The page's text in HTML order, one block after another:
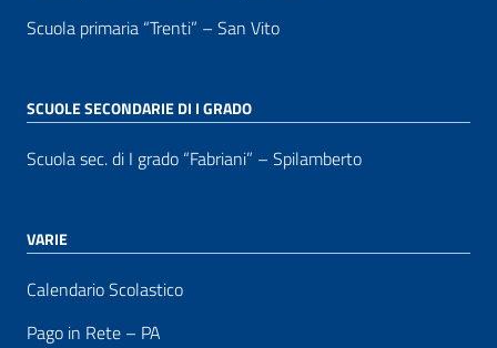
Scuola primaria “Trenti” – San Vito
SCUOLE SECONDARIE DI I GRADO
Scuola sec. di I grado “Fabriani” – Spilamberto
VARIE
Calendario Scolastico
Pago in Rete – PA